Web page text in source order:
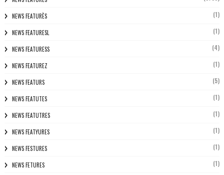
NEWS FEATURÈS (1)
NEWS FEATURESL (1)
NEWS FEATURESS (4)
NEWS FEATUREZ (1)
NEWS FEATURS (5)
NEWS FEATUTES (1)
NEWS FEATUTRES (1)
NEWS FEATYURES (1)
NEWS FESTURES (1)
NEWS FETURES (1)